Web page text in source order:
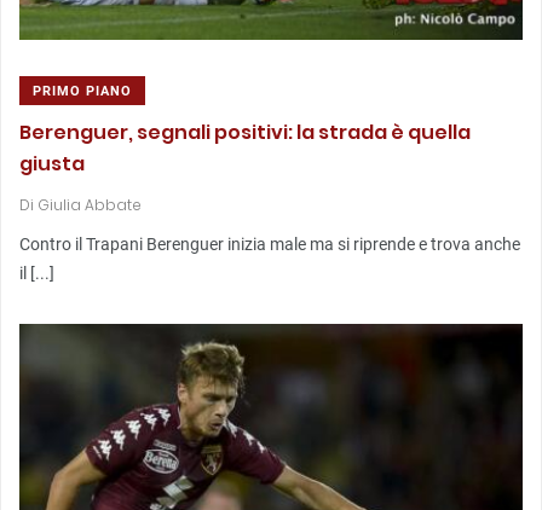
PRIMO PIANO
Berenguer, segnali positivi: la strada è quella
giusta
Di Giulia Abbate
Contro il Trapani Berenguer inizia male ma si riprende e trova anche
il [...]